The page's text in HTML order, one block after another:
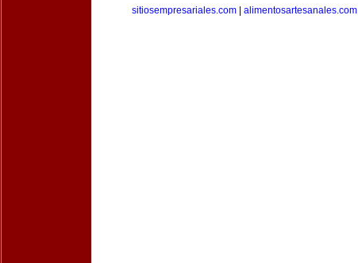
sitiosempresariales.com
alimentosartesanales.com